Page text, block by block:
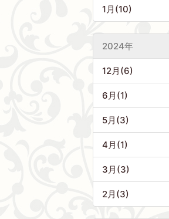
1月(10)
2024年
12月(6)
6月(1)
5月(3)
4月(1)
3月(3)
2月(3)